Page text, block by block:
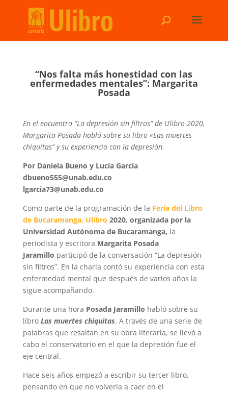
“Nos falta más honestidad con las
enfermedades mentales”: Margarita
Posada
En el encuentro “La depresión sin filtros” de Ulibro 2020,
Margarita Posada habló sobre su libro «Las muertes
chiquitas” y su experiencia con la depresión.
Por Daniela Bueno y Lucía García
dbueno555@unab.edu.co
lgarcia73@unab.edu.co
Como parte de la programación de la Feria del Libro
de Bucaramanga, Ulibro 2020, organizada por la
Universidad Autónoma de Bucaramanga, la
periodista y escritora Margarita Posada
Jaramillo participó de la conversación “La depresión
sin filtros”. En la charla contó su experiencia con esta
enfermedad mental que después de varios años la
sigue acompañando.
Durante una hora Posada Jaramillo habló sobre su
libro Las muertes chiquitas. A través de una serie de
palabras que resaltan en su obra literaria, se llevó a
cabo el conservatorio en el que la depresión fue el
eje central.
Hace seis años empezó a escribir su tercer libro,
pensando en que no volvería a caer en el